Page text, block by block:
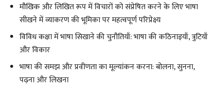
मौखिक और लिखित रूप में विचारों को संप्रेषित करने के लिए भाषा
सीखने में व्याकरण की भूमिका पर महत्वपूर्ण परिप्रेक्ष्य
विविध कक्षा में भाषा सिखाने की चुनौतियाँ: भाषा की कठिनाइयाँ, त्रुटियाँ
और विकार
भाषा की समझ और प्रवीणता का मूल्यांकन करना: बोलना, सुनना,
पढ़ना और लिखना